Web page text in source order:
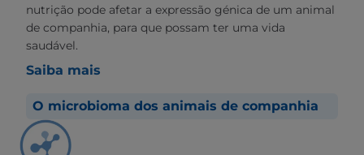
nutrição pode afetar a expressão génica de um animal
de companhia, para que possam ter uma vida
saudável.
Saiba mais
O microbioma dos animais de companhia